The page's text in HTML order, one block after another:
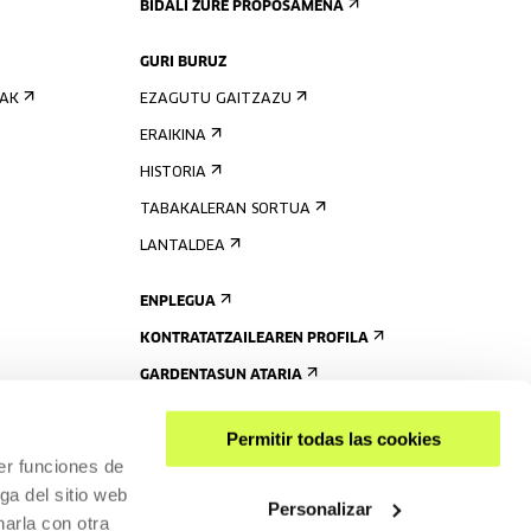
funciones de
del sitio web
con otra
Permitir todas las cookies
Personalizar
BIDALI ZURE PROPOSAMENA
GURI BURUZ
EZAGUTU GAITZAZU
ERAIKINA
HISTORIA
TABAKALERAN SORTUA
LANTALDEA
ENPLEGUA
KONTRATATZAILEAREN PROFILA
GARDENTASUN ATARIA